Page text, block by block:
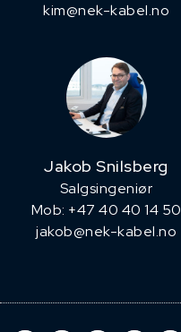
kim@nek-kabel.no
Jakob Snilsberg
​Salgsingeniør
Mob: +47 40 40 14 50
jakob@nek-kabel.no